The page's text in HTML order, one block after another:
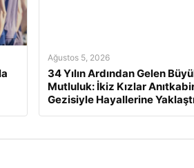
Ağustos 5, 2026
34 Yılın Ardından Gelen
Mutluluk: İkiz Kızlar
Gezisiyle Hayallerine